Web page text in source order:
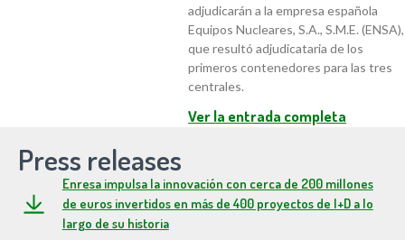
adjudicarán a la empresa española
Equipos Nucleares, S.A., S.M.E. (ENSA),
que resultó adjudicataria de los
primeros contenedores para las tres
centrales.
Ver la entrada completa
Press releases
Enresa impulsa la innovación con cerca de 200 millones
de euros invertidos en más de 400 proyectos de I+D a lo
largo de su historia